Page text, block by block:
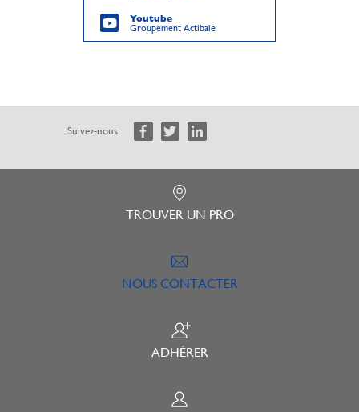
Youtube
Groupement Actibaie
Suivez-nous
TROUVER UN PRO
NOUS CONTACTER
ADHÉRER